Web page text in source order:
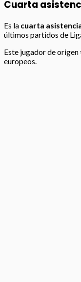
Cuarta
Es la cuarta
últimos partidos de
Este jugador de
europeos.